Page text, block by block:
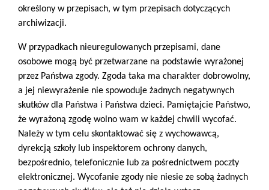
określony w przepisach, w tym przepisach dotyczących
archiwizacji.
W przypadkach nieuregulowanych przepisami, dane
osobowe mogą być przetwarzane na podstawie wyrażonej
przez Państwa zgody. Zgoda taka ma charakter dobrowolny,
a jej niewyrażenie nie spowoduje żadnych negatywnych
skutków dla Państwa i Państwa dzieci. Pamiętajcie Państwo,
że wyrażoną zgodę wolno wam w każdej chwili wycofać.
Należy w tym celu skontaktować się z wychowawcą,
dyrekcją szkoły lub inspektorem ochrony danych,
bezpośrednio, telefonicznie lub za pośrednictwem poczty
elektronicznej. Wycofanie zgody nie niesie ze sobą żadnych